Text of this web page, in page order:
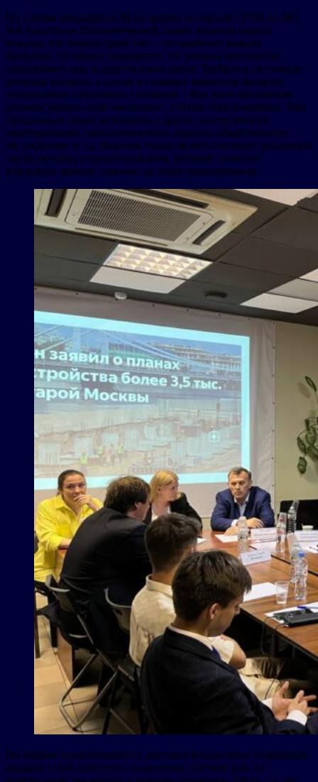
По словам кандидата в Мосгордуму от партии СРЗП по ИО
№8 Анастасии Павлюченковой, опрос жителей округа
показал, что благоустройство – это наиболее важная
проблема. Особенно неприятно, что мнения жителей не
спрашивают при осуществлении работ. Требуется системное
решение вопроса, а одним из важных моментов является
возвращение публичных слушаний. «Как жить москвичам,
должны решать сами москвичи», считает Павлюченкова. Она
предложила также вспомнить о других инструментах:
анкетировании, консультативных опросах, общественных
обсуждениях и т.д. Важным также является возврат механизма
соучаствующего проектирования, который позволит
учитывать мнение горожан на этапе планирования.
По словам муниципального депутата Владиславы Горшковой,
недавно стало известно о выделении 920 млн руб. на